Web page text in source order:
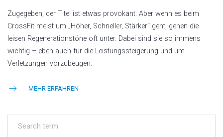
Zugegeben, der Titel ist etwas provokant. Aber wenn es beim
CrossFit meist um „Höher, Schneller, Stärker“ geht, gehen die
leisen Regenerationstöne oft unter. Dabei sind sie so immens
wichtig – eben auch für die Leistungssteigerung und um
Verletzungen vorzubeugen.
MEHR ERFAHREN